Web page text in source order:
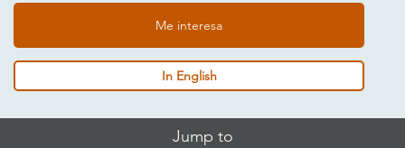
Me interesa
In English
Jump to